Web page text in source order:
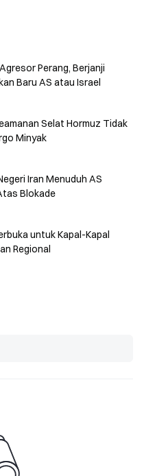
Perang, Berjanji
Baru AS atau Israel
Selat Hormuz Tidak
Minyak
Iran Menuduh AS
Blokade
untuk Kapal-Kapal
Regional